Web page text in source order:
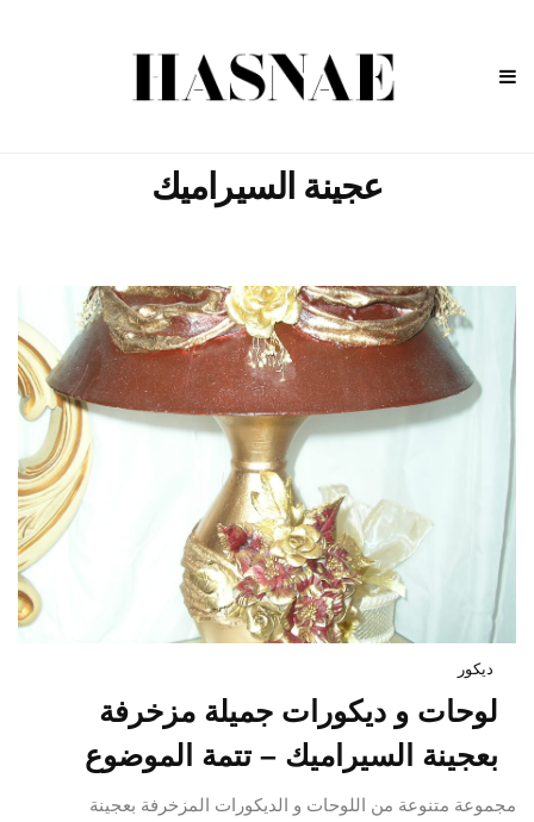
عجينة السيراميك
ديكور
لوحات و ديكورات جميلة مزخرفة
بعجينة السيراميك – تتمة الموضوع
مجموعة متنوعة من اللوحات و الديكورات المزخرفة بعجينة